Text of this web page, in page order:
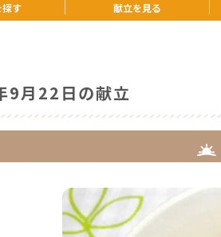
探す 献立を見る
9月22日の献立